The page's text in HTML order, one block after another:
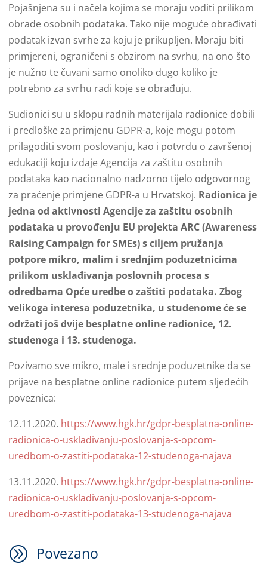
Pojašnjena su i načela kojima se moraju voditi prilikom
obrade osobnih podataka. Tako nije moguće obrađivati
podatak izvan svrhe za koju je prikupljen. Moraju biti
primjereni, ograničeni s obzirom na svrhu, na ono što
je nužno te čuvani samo onoliko dugo koliko je
potrebno za svrhu radi koje se obrađuju.
Sudionici su u sklopu radnih materijala radionice dobili
i predloške za primjenu GDPR-a, koje mogu potom
prilagoditi svom poslovanju, kao i potvrdu o završenoj
edukaciji koju izdaje Agencija za zaštitu osobnih
podataka kao nacionalno nadzorno tijelo odgovornog
za praćenje primjene GDPR-a u Hrvatskoj. Radionica je
jedna od aktivnosti Agencije za zaštitu osobnih
podataka u provođenju EU projekta ARC (Awareness
Raising Campaign for SMEs) s ciljem pružanja
potpore mikro, malim i srednjim poduzetnicima
prilikom usklađivanja poslovnih procesa s
odredbama Opće uredbe o zaštiti podataka. Zbog
velikoga interesa poduzetnika, u studenome će se
održati još dvije besplatne online radionice, 12.
studenoga i 13. studenoga.
Pozivamo sve mikro, male i srednje poduzetnike da se
prijave na besplatne online radionice putem sljedećih
poveznica:
12.11.2020. https://www.hgk.hr/gdpr-besplatna-online-
radionica-o-uskladivanju-poslovanja-s-opcom-
uredbom-o-zastiti-podataka-12-studenoga-najava
13.11.2020. https://www.hgk.hr/gdpr-besplatna-online-
radionica-o-uskladivanju-poslovanja-s-opcom-
uredbom-o-zastiti-podataka-13-studenoga-najava
A Povezano